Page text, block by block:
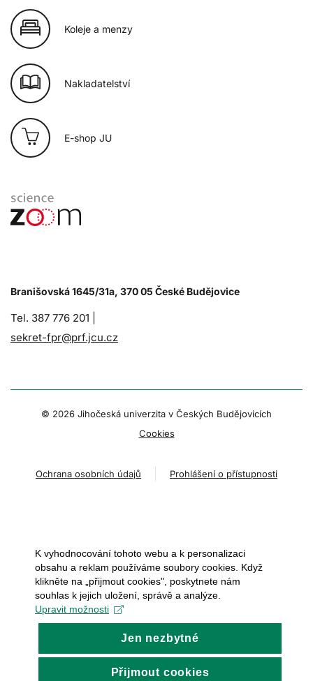
Koleje a menzy
Nakladatelství
E-shop JU
Branišovská 1645/31a, 370 05 České Budějovice
Tel. 387 776 201 |
sekret-fpr@prf.jcu.cz
© 2026 Jihočeská univerzita v Českých Budějovicích
Cookies
Ochrana osobních údajů Prohlášení o přístupnosti
K vyhodnocování tohoto webu a k personalizaci
obsahu a reklam používáme soubory cookies. Když
klikněte na „přijmout cookies", poskytnete nám
souhlas k jejich uložení, správě a analýze.
Upravit možnosti
Jen nezbytné
Přijmout cookies